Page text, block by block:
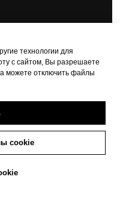
06
технологии для
с сайтом, Вы разрешаете
можете отключить файлы
cookie